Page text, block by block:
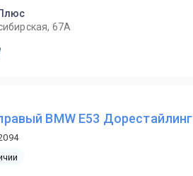
67А
BMW E53 Дорестайлинг